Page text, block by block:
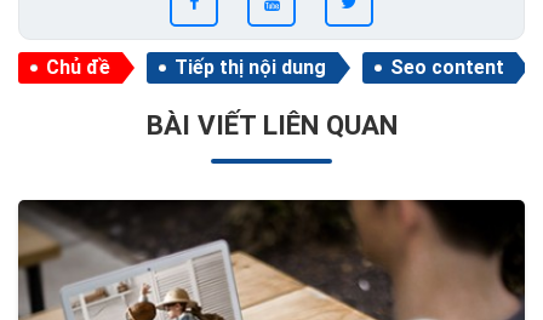
Chủ đề Tiếp thị nội dung Seo content
BÀI VIẾT LIÊN QUAN